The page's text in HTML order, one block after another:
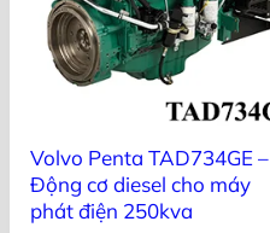
Volvo Penta TAD734GE –
Động cơ diesel cho máy
phát điện 250kva